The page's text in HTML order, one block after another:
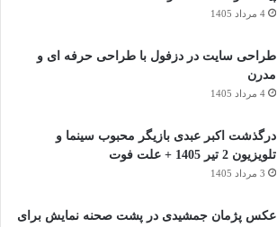
4 مرداد 1405
طراحی سایت در دزفول با طراحی حرفه‌ ای و
مدرن
4 مرداد 1405
درگذشت اکبر عبدی بازیگر محبوب سینما و
تلویزیون 2 تیر 1405 + علت فوت
3 مرداد 1405
عکس پژمان جمشیدی در پشت صحنه نمایش برای